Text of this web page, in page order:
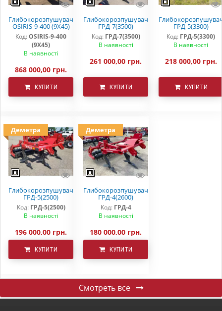
Глибокорозпушувач
OSIRIS-9-400 (9Х45)
Код:OSIRIS-9-400
(9Х45)
В наявності
868 000,00 грн.
КУПИТИ
Глибокорозпушувач
ГРД-7(3500)
Код: ГРД-7(3500)
В наявності
261 000,00 грн.
КУПИТИ
ГРД-5(3300)
Код: ГРД-5(3300)
В наявності
218 000,00 грн.
КУПИТИ
Деметра
Глибокорозпушувач
ГРД-5(2500)
Код: ГРД-5(2500)
В наявності
196 000,00 грн.
КУПИТИ
Деметра
Глибокорозпушувач
ГРД-4(2600)
Код: ГРД-4
В наявності
180 000,00 грн.
КУПИТИ
Смотреть все